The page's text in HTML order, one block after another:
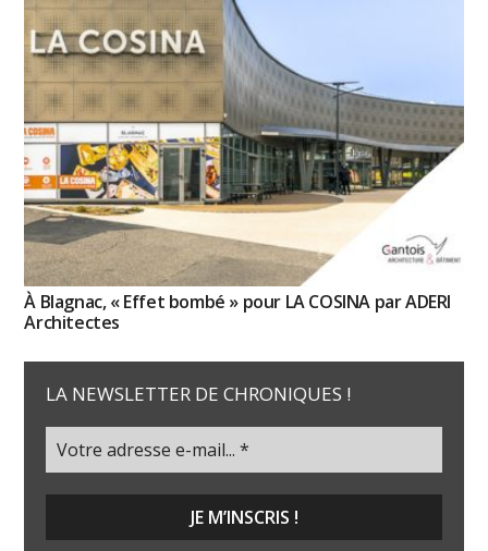
À Blagnac, « Effet bombé » pour LA COSINA par ADERI
Architectes
LA NEWSLETTER DE CHRONIQUES !